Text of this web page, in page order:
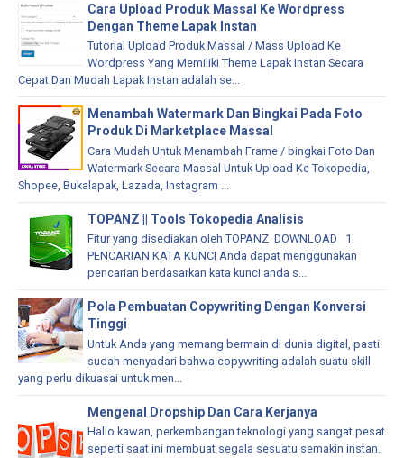
Cara Upload Produk Massal Ke Wordpress
Dengan Theme Lapak Instan
Tutorial Upload Produk Massal / Mass Upload Ke
Wordpress Yang Memiliki Theme Lapak Instan Secara
Cepat Dan Mudah Lapak Instan adalah se...
Menambah Watermark Dan Bingkai Pada Foto
Produk Di Marketplace Massal
Cara Mudah Untuk Menambah Frame / bingkai Foto Dan
Watermark Secara Massal Untuk Upload Ke Tokopedia,
Shopee, Bukalapak, Lazada, Instagram ...
TOPANZ || Tools Tokopedia Analisis
Fitur yang disediakan oleh TOPANZ DOWNLOAD 1.
PENCARIAN KATA KUNCI Anda dapat menggunakan
pencarian berdasarkan kata kunci anda s...
Pola Pembuatan Copywriting Dengan Konversi
Tinggi
Untuk Anda yang memang bermain di dunia digital, pasti
sudah menyadari bahwa copywriting adalah suatu skill
yang perlu dikuasai untuk men...
Mengenal Dropship Dan Cara Kerjanya
Hallo kawan, perkembangan teknologi yang sangat pesat
seperti saat ini membuat segala sesuatu semakin instan.